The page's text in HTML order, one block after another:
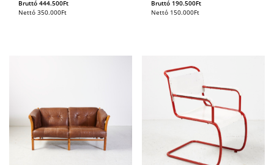
Bruttó 444.500Ft
Nettó 350.000Ft
Bruttó 190.500Ft
Nettó 150.000Ft